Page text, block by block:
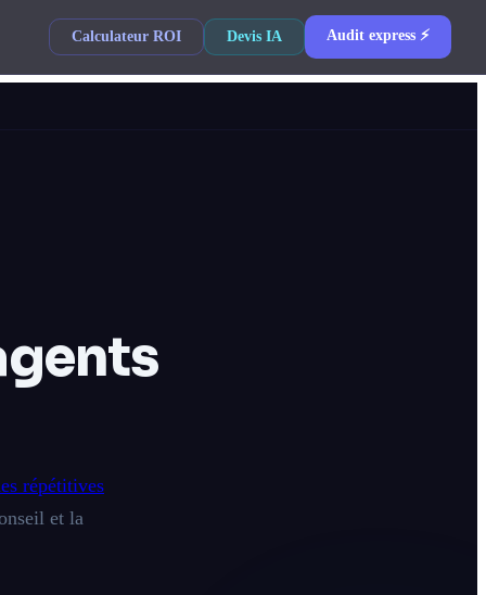
Calculateur ROI Devis IA Audit express ⚡
répétitives
et la